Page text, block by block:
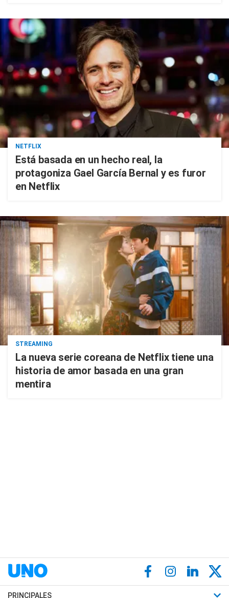
NETFLIX
Está basada en un hecho real, la
protagoniza Gael García Bernal y es furor
en Netflix
STREAMING
La nueva serie coreana de Netflix tiene una
historia de amor basada en una gran
mentira
PRINCIPALES